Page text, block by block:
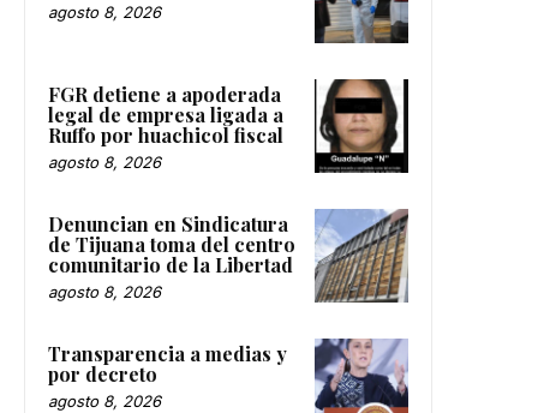
agosto 8, 2026
FGR detiene a apoderada
legal de empresa ligada a
Ruffo por huachicol fiscal
agosto 8, 2026
Denuncian en Sindicatura
de Tijuana toma del centro
comunitario de la Libertad
agosto 8, 2026
Transparencia a medias y
por decreto
agosto 8, 2026